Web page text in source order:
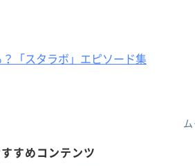
「スタラボ」エピソード集
すめコンテンツ